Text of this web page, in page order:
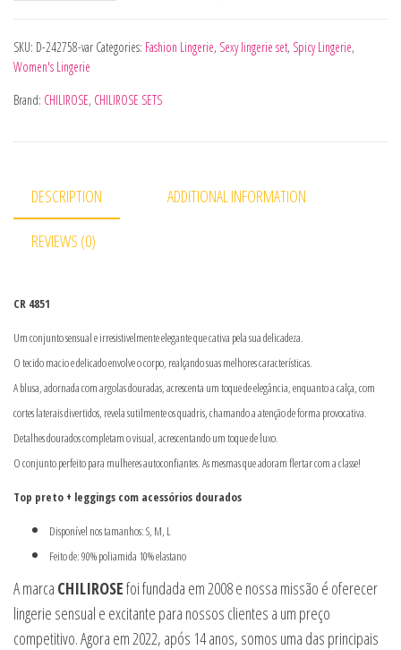
SKU: D-242758-var Categories: Fashion Lingerie, Sexy lingerie set, Spicy Lingerie,
Women's Lingerie
Brand: CHILIROSE, CHILIROSE SETS
DESCRIPTION ADDITIONAL INFORMATION
REVIEWS (0)
CR 4851
Um conjunto sensual e irresistivelmente elegante que cativa pela sua delicadeza.
O tecido macio e delicado envolve o corpo, realçando suas melhores características.
A blusa, adornada com argolas douradas, acrescenta um toque de elegância, enquanto a calça, com
cortes laterais divertidos, revela sutilmente os quadris, chamando a atenção de forma provocativa.
Detalhes dourados completam o visual, acrescentando um toque de luxo.
O conjunto perfeito para mulheres autoconfiantes. As mesmas que adoram flertar com a classe!
Top preto + leggings com acessórios dourados
Disponível nos tamanhos: S, M, L
Feito de: 90% poliamida 10% elastano
A marca CHILIROSEfoi fundada em 2008 e nossa missão é oferecer
lingerie sensual e excitante para nossos clientes a um preço
competitivo. Agora em 2022, após 14 anos, somos uma das principais